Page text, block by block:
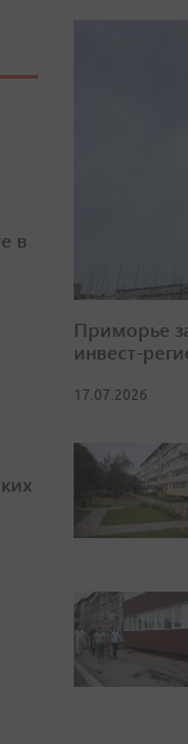
в
Приморье
инвест-
17.07.2026